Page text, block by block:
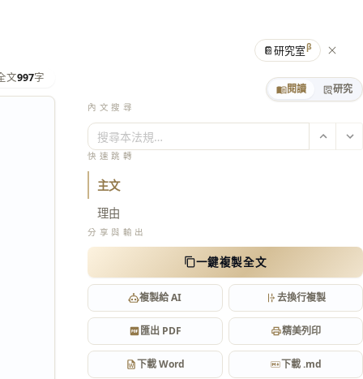
文997字
閱讀 研究
內文搜尋
搜尋本法規…
快速跳轉
主文
理由
分享與輸出
一鍵複製全文
複製給 AI 去換行複製
匯出 PDF 精美列印
下載 Word 下載 .md
📔研究室β